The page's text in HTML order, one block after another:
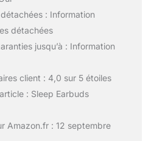
: Information
détachées
jusqu’à : Information
client : 4,0 sur 5 étoiles
: Sleep Earbuds
Amazon.fr : 12 septembre